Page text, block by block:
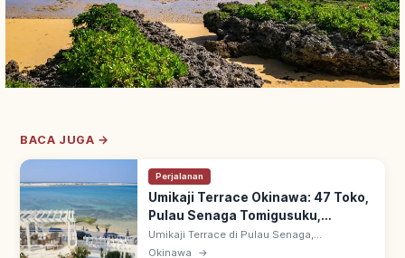
BACA JUGA →
Perjalanan
Umikaji Terrace Okinawa: 47 Toko,
Pulau Senaga Tomigusuku,
Pemandangan & Akses
Umikaji Terrace di Pulau Senaga,
Tomigusuku, Okinawa: ~15 menit dari
Okinawa →